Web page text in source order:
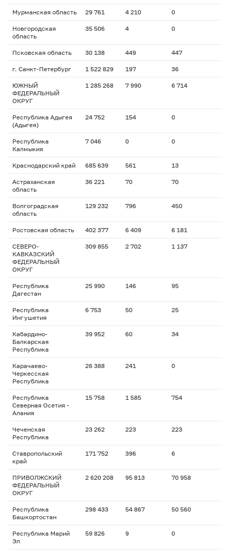
Мурманская область 29 761 4 210 0
Новгородская
область
35 506 4 0
Псковская область 30 138 449 447
г. Санкт-Петербург 1 522 829 197 36
ЮЖНЫЙ
ФЕДЕРАЛЬНЫЙ
ОКРУГ
1 285 268 7 990 6 714
Республика Адыгея
(Адыгея)
24 752 154 0
Республика
Калмыкия
7 046 0 0
Краснодарский край 685 639 561 13
Астраханская
область
36 221 70 70
Волгоградская
область
129 232 796 450
Ростовская область 402 377 6 409 6 181
СЕВЕРО-
КАВКАЗСКИЙ
ФЕДЕРАЛЬНЫЙ
ОКРУГ
309 855 2 702 1 137
Республика
Дагестан
25 990 146 95
Республика
Ингушетия
6 753 50 25
Кабардино-
Балкарская
Республика
39 952 60 34
Карачаево-
Черкесская
Республика
26 388 241 0
Республика
Северная Осетия -
Алания
15 758 1 585 754
Чеченская
Республика
23 262 223 223
Ставропольский
край
171 752 396 6
ПРИВОЛЖСКИЙ
ФЕДЕРАЛЬНЫЙ
ОКРУГ
2 620 208 95 813 70 958
Республика
Башкортостан
298 433 54 867 50 560
Республика Марий
Эл
59 826 9 0